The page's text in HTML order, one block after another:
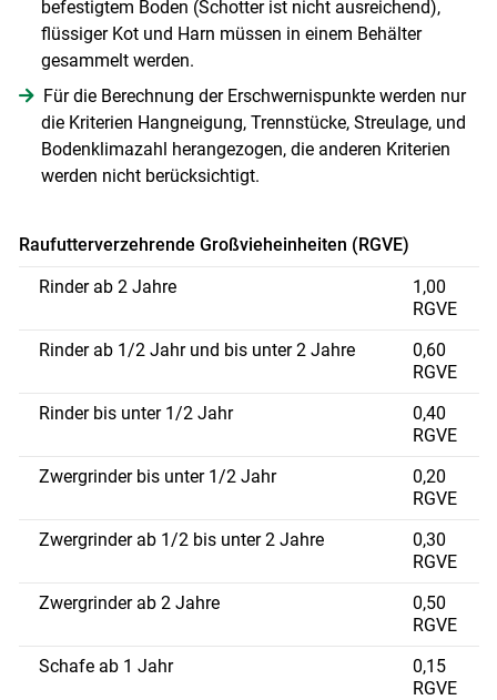
befestigtem Boden (Schotter ist nicht ausreichend),
flüssiger Kot und Harn müssen in einem Behälter
gesammelt werden.
Für die Berechnung der Erschwernispunkte werden nur
die Kriterien Hangneigung, Trennstücke, Streulage, und
Bodenklimazahl herangezogen, die anderen Kriterien
werden nicht berücksichtigt.
Raufutterverzehrende Großvieheinheiten (RGVE)
Rinder ab 2 Jahre
1,00
RGVE
Rinder ab 1/2 Jahr und bis unter 2 Jahre
0,60
RGVE
Rinder bis unter 1/2 Jahr
0,40
RGVE
Zwergrinder bis unter 1/2 Jahr
0,20
RGVE
Zwergrinder ab 1/2 bis unter 2 Jahre
0,30
RGVE
Zwergrinder ab 2 Jahre
0,50
RGVE
Schafe ab 1 Jahr
0,15
RGVE